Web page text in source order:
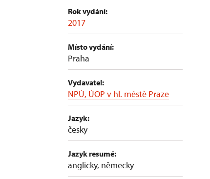
Rok vydání:
2017
Místo vydání:
Praha
Vydavatel:
NPÚ, ÚOP v hl. městě Praze
Jazyk:
česky
Jazyk resumé:
anglicky, německy